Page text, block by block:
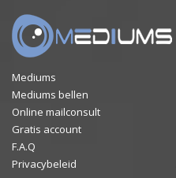
Mediums
Mediums bellen
Online mailconsult
Gratis account
F.A.Q
Privacybeleid